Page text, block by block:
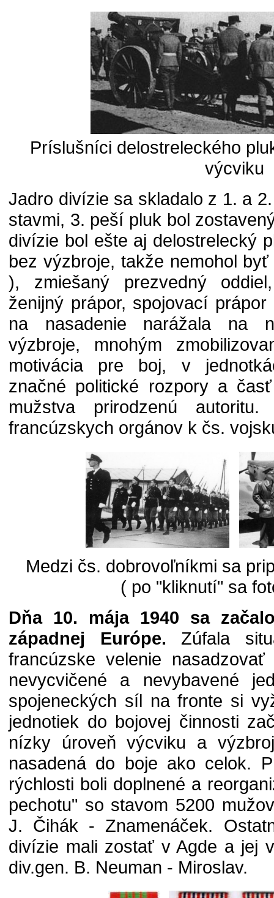
Príslušníci delostreleckého
výcviku
Jadro divízie sa skladalo z 1. a
stavmi, 3. peší pluk bol
divízie bol ešte aj delostrelecký
bez výzbroje, takže nemohol
), zmiešaný prezvedný
ženijný prápor, spojovací
na nasadenie narážala na
výzbroje, mnohým
motivácia pre boj, v
značné politické rozpory a
mužstva prirodzenú
francúzskych orgánov k čs.
Medzi čs. dobrovoľníkmi sa
( po "kliknutí" sa
Dňa 10. mája 1940 sa
západnej Európe. Zúfala
francúzske velenie
nevycvičené a nevybavené
spojeneckých síl na fronte si
jednotiek do bojovej činnosti
nízky úroveň výcviku a
nasadená do boje ako celok.
rýchlosti boli doplnené a
pechotu" so stavom 5200
J. Čihák - Znamenáček.
divízie mali zostať v Agde a jej
div.gen. B. Neuman - Miroslav.